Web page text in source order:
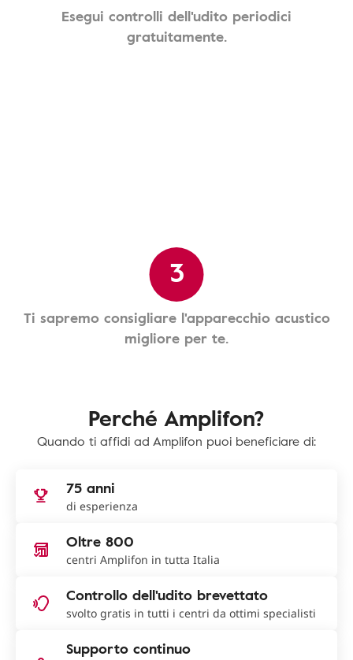
Esegui controlli dell'udito periodici
gratuitamente.
3
Ti sapremo consigliare l'apparecchio acustico
migliore per te.
Perché Amplifon?
Quando ti affidi ad Amplifon puoi beneficiare di:
75 anni
di esperienza
Oltre 800
centri Amplifon in tutta Italia
Controllo dell'udito brevettato
svolto gratis in tutti i centri da ottimi specialisti
Supporto continuo